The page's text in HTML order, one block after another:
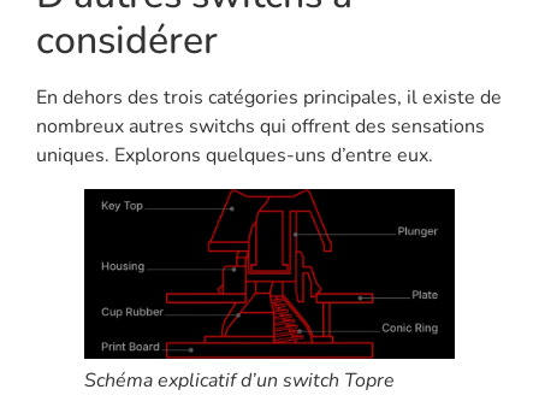
considérer
En dehors des trois catégories principales, il existe de
nombreux autres switchs qui offrent des sensations
uniques. Explorons quelques-uns d’entre eux.
Schéma explicatif d’un switch Topre